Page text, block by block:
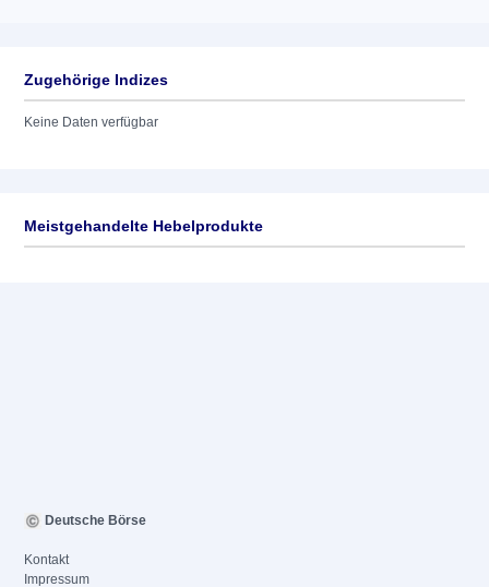
Zugehörige Indizes
Keine Daten verfügbar
Meistgehandelte Hebelprodukte
Deutsche Börse
Kontakt
Impressum